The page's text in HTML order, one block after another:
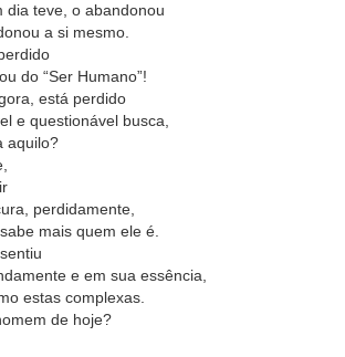
dia teve, o abandonou
a si mesmo.
do “Ser Humano”!
está perdido
e questionável busca,
aquilo?
perdidamente,
mais quem ele é.
e em sua essência,
estas complexas.
de hoje?